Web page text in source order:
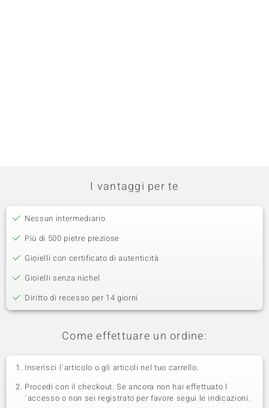
I vantaggi per te
Nessun intermediario
Più di 500 pietre preziose
Gioielli con certificato di autenticità
Gioielli senza nichel
Diritto di recesso per 14 giorni
Come effettuare un ordine:
Inserisci l´articolo o gli articoli nel tuo carrello.
Procedi con il checkout. Se ancora non hai effettuato l
´accesso o non sei registrato per favore segui le indicazioni.